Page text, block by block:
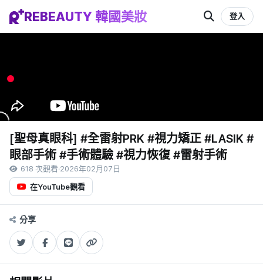
REBEAUTY 韓國美妝 登入
[聖母真眼科] #全雷射PRK #視力矯正 #LASIK #
眼部手術 #手術體驗 #視力恢復 #雷射手術
618 次觀看·2026年02月07日
在YouTube觀看
分享